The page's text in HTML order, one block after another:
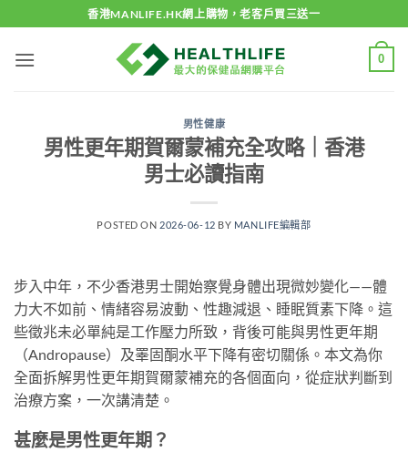
to
content
香港MANLIFE.HK網上購物，老客戶買三送一
0
男性健康
男性更年期賀爾蒙補充全攻略｜香港
男士必讀指南
POSTED ON 2026-06-12 BY MANLIFE編輯部
步入中年，不少香港男士開始察覺身體出現微妙變化——體
力大不如前、情緒容易波動、性趣減退、睡眠質素下降。這
些徵兆未必單純是工作壓力所致，背後可能與男性更年期
（Andropause）及睪固酮水平下降有密切關係。本文為你
全面拆解男性更年期賀爾蒙補充的各個面向，從症狀判斷到
治療方案，一次講清楚。
甚麼是男性更年期？